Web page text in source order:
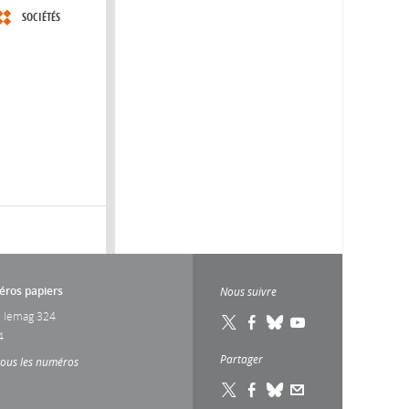
SOCIÉTÉS
papiers
lemag 324
les numéros
Nous suivre
Partager